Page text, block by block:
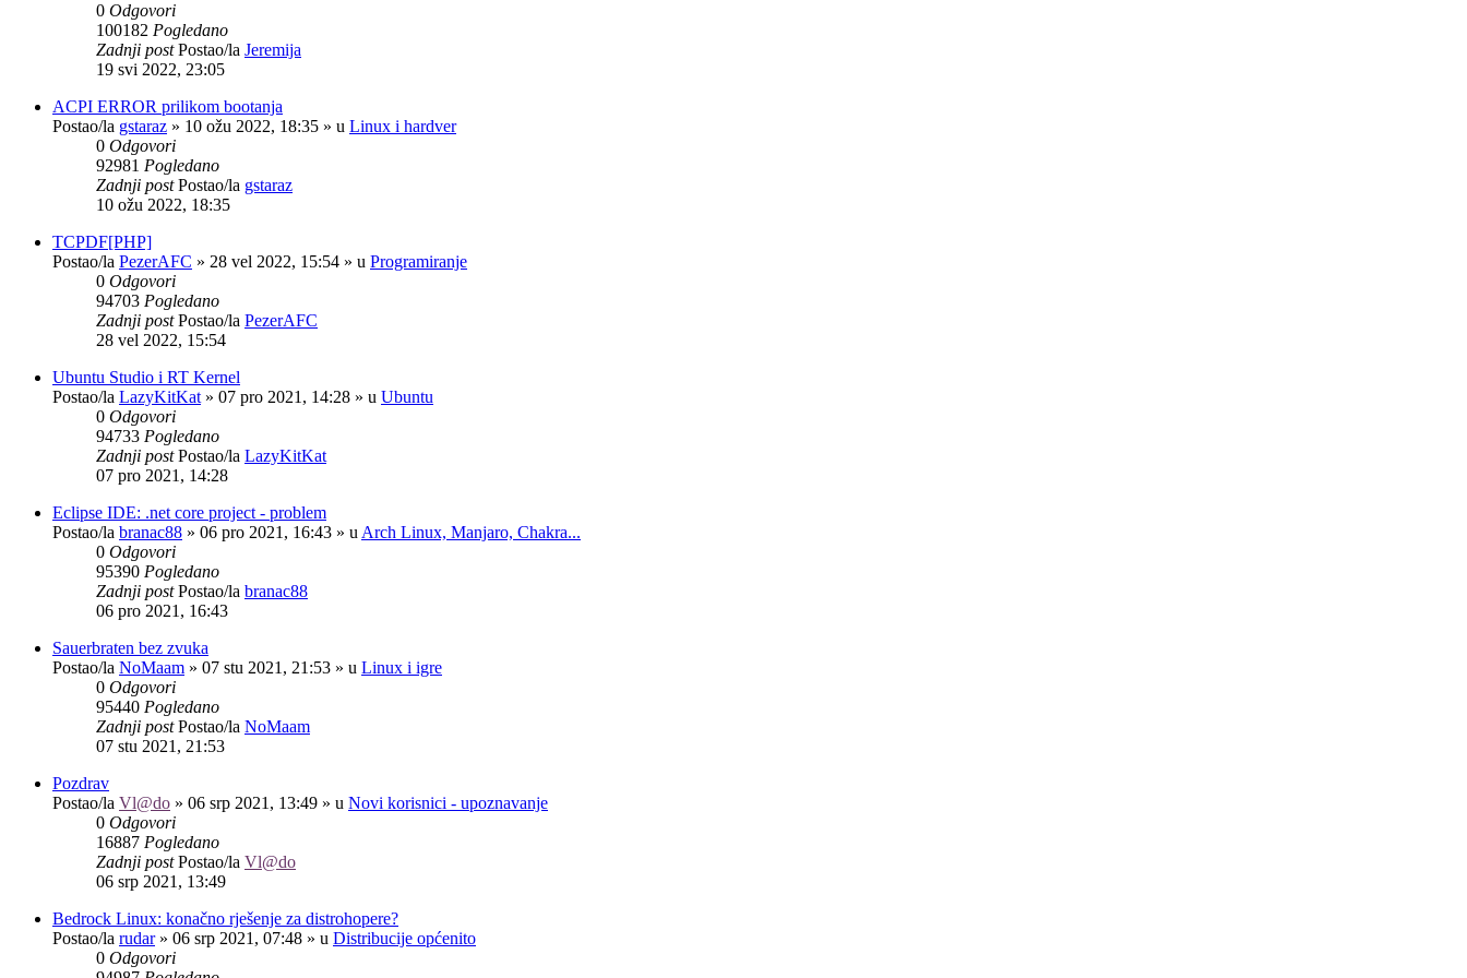
0 Odgovori
100182 Pogledano
Zadnji postPostao/la Jeremija
19 svi 2022, 23:05
ACPI ERROR prilikom bootanja
Postao/la gstaraz » 10 ožu 2022, 18:35 » u Linux i hardver
0 Odgovori
92981 Pogledano
Zadnji postPostao/la gstaraz
10 ožu 2022, 18:35
TCPDF[PHP]
Postao/la PezerAFC » 28 vel 2022, 15:54 » u Programiranje
0 Odgovori
94703 Pogledano
Zadnji postPostao/la PezerAFC
28 vel 2022, 15:54
Ubuntu Studio i RT Kernel
Postao/la LazyKitKat » 07 pro 2021, 14:28 » u Ubuntu
0 Odgovori
94733 Pogledano
Zadnji postPostao/la LazyKitKat
07 pro 2021, 14:28
Eclipse IDE: .net core project - problem
Postao/la branac88 » 06 pro 2021, 16:43 » u Arch Linux, Manjaro, Chakra...
0 Odgovori
95390 Pogledano
Zadnji postPostao/la branac88
06 pro 2021, 16:43
Sauerbraten bez zvuka
Postao/la NoMaam » 07 stu 2021, 21:53 » u Linux i igre
0 Odgovori
95440 Pogledano
Zadnji postPostao/la NoMaam
07 stu 2021, 21:53
Pozdrav
Postao/la Vl@do » 06 srp 2021, 13:49 » u Novi korisnici - upoznavanje
0 Odgovori
16887 Pogledano
Zadnji postPostao/la Vl@do
06 srp 2021, 13:49
Bedrock Linux: konačno rješenje za distrohopere?
Postao/la rudar» 06 srp 2021, 07:48 » u Distribucije općenito
0 Odgovori